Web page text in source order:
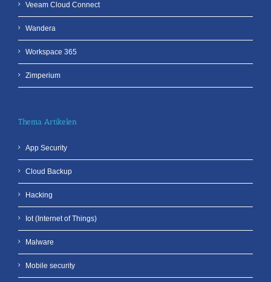
Veeam Cloud Connect
Wandera
Workspace 365
Zimperium
Thema Artikelen
App Security
Cloud Backup
Hacking
Iot (Internet of Things)
Malware
Mobile security